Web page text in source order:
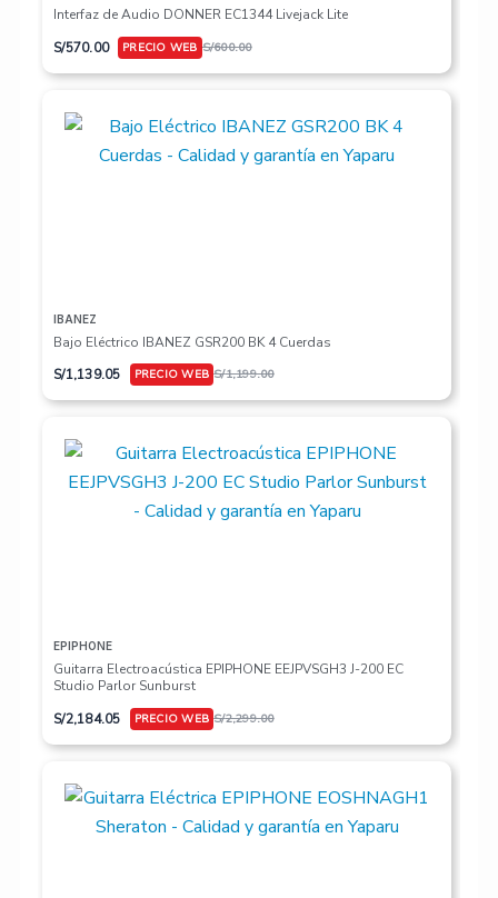
Interfaz de Audio DONNER EC1344 Livejack Lite
S/600.00
S/570.00
IBANEZ
Bajo Eléctrico IBANEZ GSR200 BK 4 Cuerdas
S/1,199.00
S/1,139.05
EPIPHONE
Guitarra Electroacústica EPIPHONE EEJPVSGH3 J-200 EC
Studio Parlor Sunburst
S/2,299.00
S/2,184.05